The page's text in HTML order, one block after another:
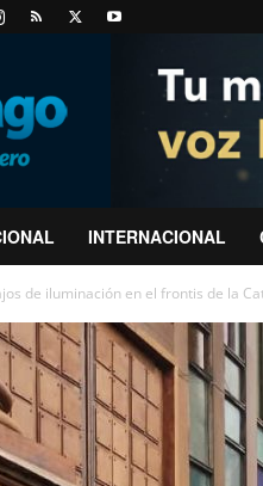
INTERNACIONAL
de iluminación en el frontis de la